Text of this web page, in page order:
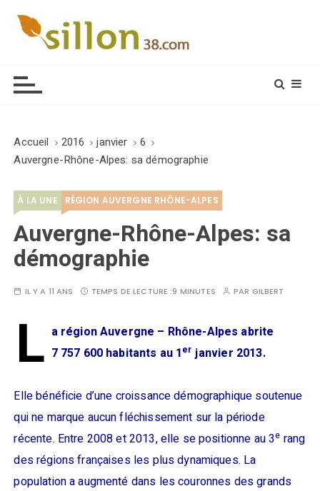
Accueil 2016 janvier
6
Auvergne-Rhône-Alpes: sa démographie
À LA UNE RÉGION AUVERGNE RHÔNE-ALPES
Auvergne-Rhône-Alpes: sa
démographie
IL Y A 11 ANS TEMPS DE LECTURE :9 MINUTES PAR GILBERT
L a région Auvergne – Rhône-Alpes abrite
7 757 600 habitants au 1er janvier 2013.
Elle bénéficie d’une croissance démographique soutenue
qui ne marque aucun fléchissement sur la période
récente. Entre 2008 et 2013, elle se positionne au 3e rang
des régions françaises les plus dynamiques. La
population a augmenté dans les couronnes des grands